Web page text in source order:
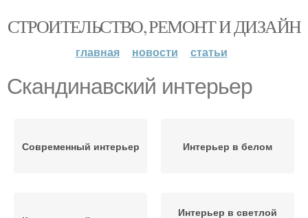
СТРОИТЕЛЬСТВО, РЕМОНТ И ДИЗАЙН
главная новости статьи
Скандинавский интерьер
Современный интерьер Интерьер в белом
Интерьер в светлой